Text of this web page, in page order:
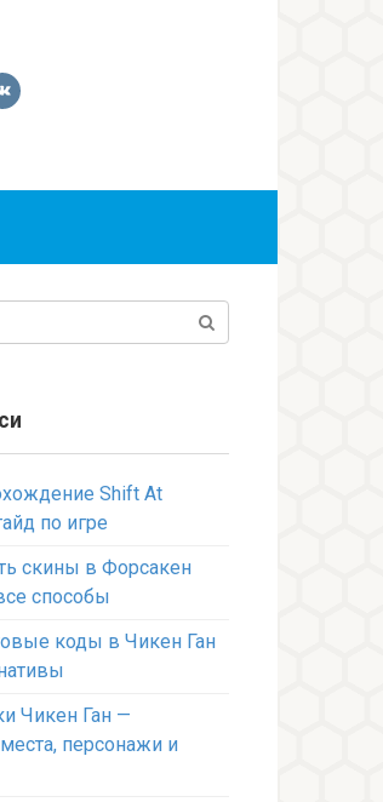
Shift At
по игре
скины в Форсакен
способы
коды в Чикен Ган
Чикен Ган —
персонажи и